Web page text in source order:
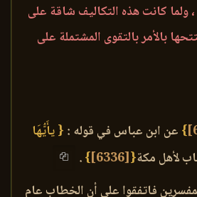
ولما كانت هذه التكاليف شاقة على
بالأمر بالتقوى المشتملة على
} عن ابن عباس في قوله : { يأَيُّهَا
لأهل مكة{
[6336]
}
.
فاتفقوا على أن الخطاب عام